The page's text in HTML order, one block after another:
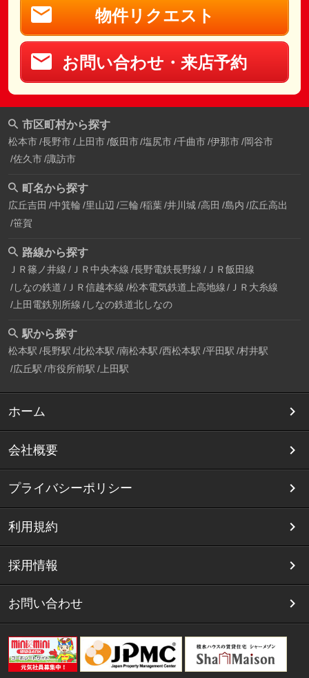
物件リクエスト
お問い合わせ・来店予約
市区町村から探す
松本市 長野市 上田市 飯田市 塩尻市 千曲市 伊那市 岡谷市
佐久市 諏訪市
町名から探す
広丘吉田 中箕輪 里山辺 三輪 稲葉 井川城 高田 島内 広丘高出
笹賀
路線から探す
ＪＲ篠ノ井線 ＪＲ中央本線 長野電鉄長野線 ＪＲ飯田線
しなの鉄道 ＪＲ信越本線 松本電気鉄道上高地線
ＪＲ大糸線
上田電鉄別所線 しなの鉄道北しなの
駅から探す
松本駅 長野駅 北松本駅 南松本駅 西松本駅 平田駅 村井駅
広丘駅 市役所前駅 上田駅
ホーム
会社概要
プライバシーポリシー
利用規約
採用情報
お問い合わせ